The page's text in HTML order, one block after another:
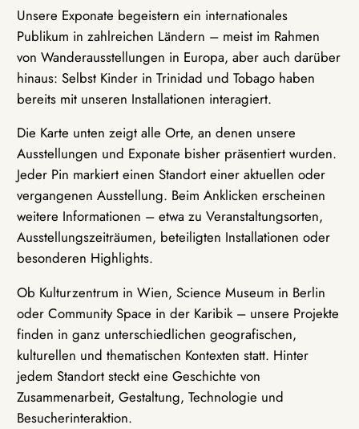
Unsere Exponate begeistern ein internationales
Publikum in zahlreichen Ländern – meist im Rahmen
von Wanderausstellungen in Europa, aber auch darüber
hinaus: Selbst Kinder in Trinidad und Tobago haben
bereits mit unseren Installationen interagiert.
Die Karte unten zeigt alle Orte, an denen unsere
Ausstellungen und Exponate bisher präsentiert wurden.
Jeder Pin markiert einen Standort einer aktuellen oder
vergangenen Ausstellung. Beim Anklicken erscheinen
weitere Informationen – etwa zu Veranstaltungsorten,
Ausstellungszeiträumen, beteiligten Installationen oder
besonderen Highlights.
Ob Kulturzentrum in Wien, Science Museum in Berlin
oder Community Space in der Karibik – unsere Projekte
finden in ganz unterschiedlichen geografischen,
kulturellen und thematischen Kontexten statt. Hinter
jedem Standort steckt eine Geschichte von
Zusammenarbeit, Gestaltung, Technologie und
Besucherinteraktion.